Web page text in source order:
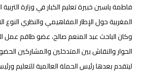
فاطمة ياسين خبيرة تعليم الكبار في وزارة التربية
المغربية حول الإطار المفاهيمي والنظري النوع
وكان الباحث عبد المنعم صالح، عضو طاقم عمل
الحوار والنقاش بين المتدخلين والمشاركين
ليتقدم بعدها رئيس الحملة العالمية للتعليم